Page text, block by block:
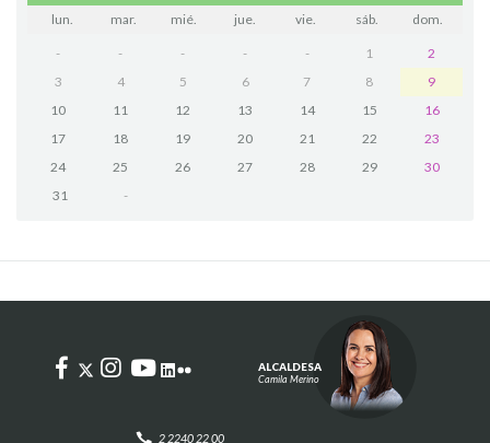
lun. mar. mié. jue. vie. sáb. dom.
- - - - - 1
2
3
4 5 6 7 8
9
10
11 12 13 14 15
16
17
18 19 20 21 22
23
24
25 26 27 28 29
30
31
-
2 2240 22 00
ALCALDESA
Camila Merino